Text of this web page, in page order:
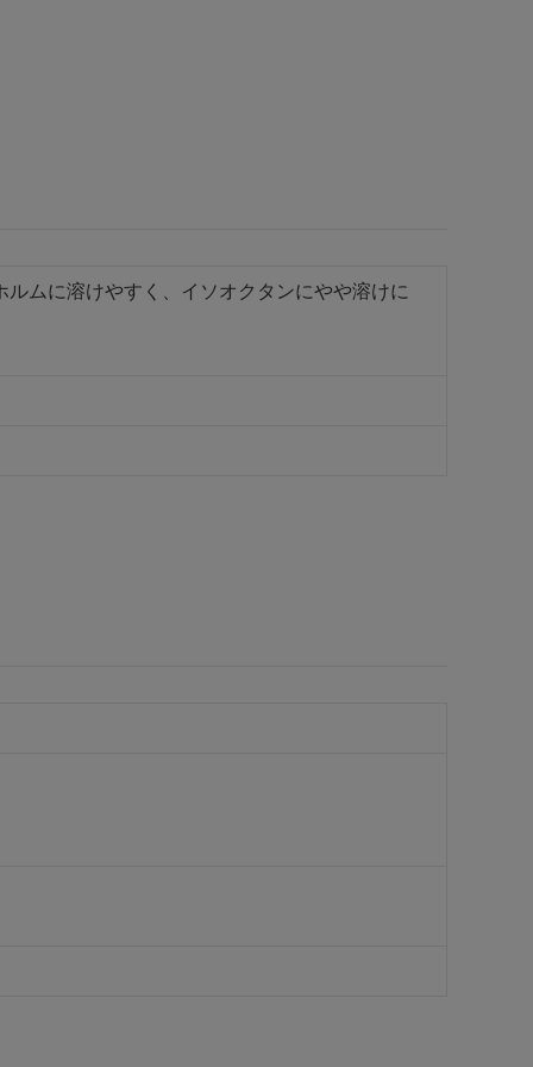
ムに溶けやすく、イソオクタンにやや溶けに